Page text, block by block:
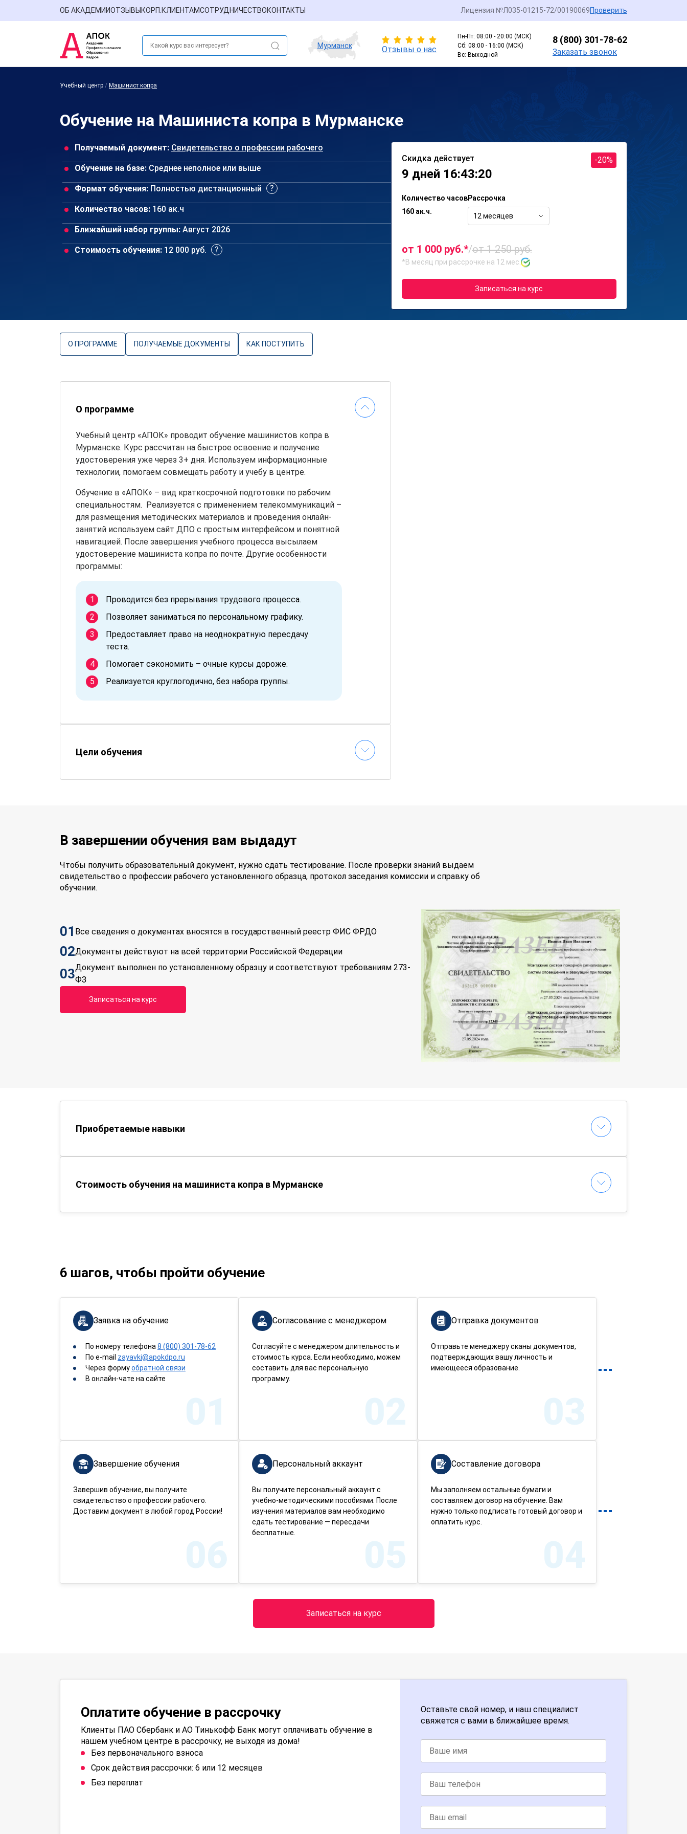
ОБ АКАДЕМИИОТЗЫВЫ КОРП.КЛИЕНТАМСОТРУДНИЧЕСТВОКОНТАКТЫ Лицензия №Л035-01215-72/00190069Проверить
Мурманск Отзывы о нас
Пн-Пт: 08:00 - 20:00 (МСК)
Сб: 08:00 - 16:00 (МСК)
Вс: Выходной
8 (800) 301-78-62
Заказать звонок
Учебный центр / Машинист копра
Обучение на Машиниста копра в Мурманске
Получаемый документ: Свидетельство о профессии рабочего
Обучение на базе: Среднее неполное или выше
Формат обучения: Полностью дистанционный
Количество часов: 160 ак.ч
Ближайший набор группы: Август 2026
Стоимость обучения: 12 000 руб.
Скидка действует
9 дней 16:43:20
-20%
Количество часов
160 ак.ч.
Рассрочка
12 месяцев
от 1 000 руб.*/от 1 250 руб.
*В месяц при рассрочке на 12 мес.
Записаться на курс
О ПРОГРАММЕ ПОЛУЧАЕМЫЕ ДОКУМЕНТЫ КАК ПОСТУПИТЬ
О программе
Учебный центр «АПОК» проводит обучение машинистов копра в
Мурманске. Курс рассчитан на быстрое освоение и получение
удостоверения уже через 3+ дня. Используем информационные
технологии, помогаем совмещать работу и учебу в центре.
Обучение в «АПОК» – вид краткосрочной подготовки по рабочим
специальностям. Реализуется с применением телекоммуникаций –
для размещения методических материалов и проведения онлайн-
занятий используем сайт ДПО с простым интерфейсом и понятной
навигацией. После завершения учебного процесса высылаем
удостоверение машиниста копра по почте. Другие особенности
программы:
Проводится без прерывания трудового процесса.
Позволяет заниматься по персональному графику.
Предоставляет право на неоднократную пересдачу
теста.
Помогает сэкономить – очные курсы дороже.
Реализуется круглогодично, без набора группы.
Цели обучения
В завершении обучения вам выдадут
Чтобы получить образовательный документ, нужно сдать тестирование. После проверки знаний выдаем
свидетельство о профессии рабочего установленного образца, протокол заседания комиссии и справку об
обучении.
01 Все сведения о документах вносятся в государственный реестр ФИС ФРДО
02Документы действуют на всей территории Российской Федерации
03Документ выполнен по установленному образцу и соответствуют требованиям 273-
ФЗ
Записаться на курс
Приобретаемые навыки
Стоимость обучения на машиниста копра в Мурманске
6 шагов, чтобы пройти обучение
Заявка на обучение
По номеру телефона 8 (800) 301-78-62
По e-mail zayavki@apokdpo.ru
Через формуобратной связи
В онлайн-чате на сайте
01
Согласование с менеджером
Согласуйте с менеджером длительность и
стоимость курса. Если необходимо, можем
составить для вас персональную
программу.
02
Отправка документов
Отправьте менеджеру сканы документов,
подтверждающих вашу личность и
имеющееся образование.
03
Составление договора
Мы заполняем остальные бумаги и
составляем договор на обучение. Вам
нужно только подписать готовый договор и
оплатить курс.
04
Персональный аккаунт
Вы получите персональный аккаунт с
учебно-методическими пособиями. После
изучения материалов вам необходимо
сдать тестирование — пересдачи
бесплатные.
05
Завершение обучения
Завершив обучение, вы получите
свидетельство о профессии рабочего.
Доставим документ в любой город России!
06
Записаться на курс
Оплатите обучение в рассрочку
Клиенты ПАО Сбербанк и АО Тинькофф Банк могут оплачивать обучение в
нашем учебном центре в рассрочку, не выходя из дома!
Без первоначального взноса
Срок действия рассрочки: 6 или 12 месяцев
Без переплат
Оставьте свой номер, и наш специалист
свяжется с вами в ближайшее время.